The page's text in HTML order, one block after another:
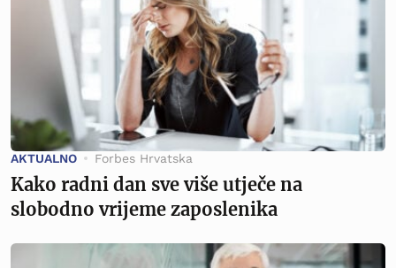
AKTUALNO Forbes Hrvatska
Kako radni dan sve više utječe na
slobodno vrijeme zaposlenika